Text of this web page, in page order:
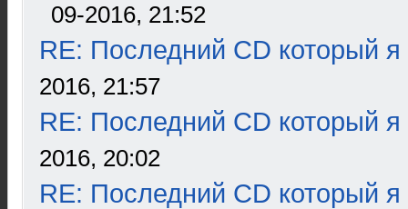
09-2016, 21:52
RE: Последний CD который я
2016, 21:57
RE: Последний CD который я
2016, 20:02
RE: Последний CD который я